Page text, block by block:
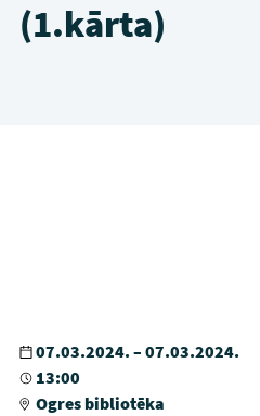
(1.kārta)
07.03.2024. – 07.03.2024.
13:00
Ogres bibliotēka